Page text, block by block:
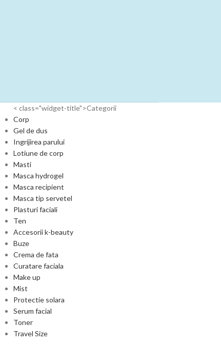
< class="widget-title">Categorii
Corp
Gel de dus
Ingrijirea parului
Lotiune de corp
Masti
Masca hydrogel
Masca recipient
Masca tip servetel
Plasturi faciali
Ten
Accesorii k-beauty
Buze
Crema de fata
Curatare faciala
Make up
Mist
Protectie solara
Serum facial
Toner
Travel Size